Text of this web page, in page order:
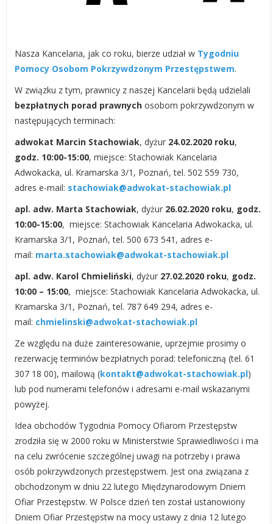
Nasza Kancelaria, jak co roku, bierze udział w Tygodniu
Pomocy Osobom Pokrzywdzonym Przestępstwem.
W związku z tym, prawnicy z naszej Kancelarii będą udzielali
bezpłatnych porad prawnychosobom pokrzywdzonym w
następujących terminach:
adwokat Marcin Stachowiak, dyżur 24.02.2020 roku,
godz. 10:00-15:00, miejsce: Stachowiak Kancelaria
Adwokacka, ul. Kramarska 3/1, Poznań, tel. 502 559 730,
adres e-mail: stachowiak@adwokat-stachowiak.pl
apl. adw. Marta Stachowiak, dyżur 26.02.2020 roku, godz.
10:00-15:00, miejsce: Stachowiak Kancelaria Adwokacka, ul.
Kramarska 3/1, Poznań, tel. 500 673 541, adres e-
mail: marta.stachowiak@adwokat-stachowiak.pl
apl. adw. Karol Chmieliński, dyżur 27.02.2020 roku, godz.
10:00 – 15:00, miejsce: Stachowiak Kancelaria Adwokacka, ul.
Kramarska 3/1, Poznań, tel. 787 649 294, adres e-
mail: chmielinski@adwokat-stachowiak.pl
Ze względu na duże zainteresowanie, uprzejmie prosimy o
rezerwację terminów bezpłatnych porad: telefoniczną (tel. 61
307 18 00), mailową (kontakt@adwokat-stachowiak.pl)
lub pod numerami telefonów i adresami e-mail wskazanymi
powyżej.
Idea obchodów Tygodnia Pomocy Ofiarom Przestępstw
zrodziła się w 2000 roku w Ministerstwie Sprawiedliwości i ma
na celu zwrócenie szczególnej uwagi na potrzeby i prawa
osób pokrzywdzonych przestępstwem. Jest ona związana z
obchodzonym w dniu 22 lutego Międzynarodowym Dniem
Ofiar Przestępstw. W Polsce dzień ten został ustanowiony
Dniem Ofiar Przestępstw na mocy ustawy z dnia 12 lutego